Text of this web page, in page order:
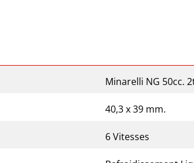
Minarelli NG 50cc.
40,3 x 39 mm.
6 Vitesses